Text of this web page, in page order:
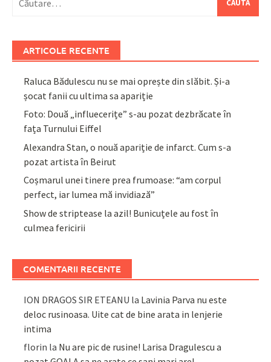
după:
ARTICOLE RECENTE
Raluca Bădulescu nu se mai oprește din slăbit. Și-a
șocat fanii cu ultima sa apariție
Foto: Două „influecerițe” s-au pozat dezbrăcate în
fața Turnului Eiffel
Alexandra Stan, o nouă apariție de infarct. Cum s-a
pozat artista în Beirut
Coșmarul unei tinere prea frumoase: “am corpul
perfect, iar lumea mă invidiază”
Show de striptease la azil! Bunicuțele au fost în
culmea fericirii
COMENTARII RECENTE
ION DRAGOS SIR ETEANU la Lavinia Parva nu este
deloc rusinoasa. Uite cat de bine arata in lenjerie
intima
florin la Nu are pic de rusine! Larisa Dragulescu a